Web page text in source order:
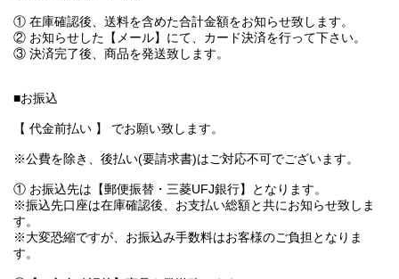
① 在庫確認後、送料を含めた合計金額をお知らせ致します。
② お知らせした【メール】にて、カード決済を行って下さい。
③ 決済完了後、商品を発送致します。
■お振込
【 代金前払い 】 でお願い致します。
※公費を除き、後払い(要請求書)はご対応不可でございます。
① お振込先は【郵便振替・三菱UFJ銀行】となります。
※振込先口座は在庫確認後、お支払い総額と共にお知らせ致しま
す。
※大変恐縮ですが、お振込み手数料はお客様のご負担となりま
す。